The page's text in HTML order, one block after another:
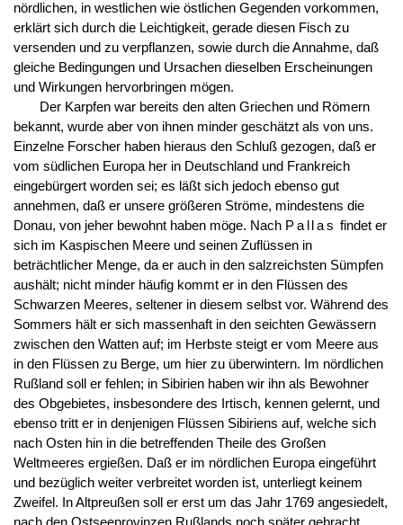
nördlichen, in westlichen wie östlichen Gegenden vorkommen,
erklärt sich durch die Leichtigkeit, gerade diesen Fisch zu
versenden und zu verpflanzen, sowie durch die Annahme, daß
gleiche Bedingungen und Ursachen dieselben Erscheinungen
und Wirkungen hervorbringen mögen.
Der Karpfen war bereits den alten Griechen und Römern
bekannt, wurde aber von ihnen minder geschätzt als von uns.
Einzelne Forscher haben hieraus den Schluß gezogen, daß er
vom südlichen Europa her in Deutschland und Frankreich
eingebürgert worden sei; es läßt sich jedoch ebenso gut
annehmen, daß er unsere größeren Ströme, mindestens die
Donau, von jeher bewohnt haben möge. Nach Pallas findet er
sich im Kaspischen Meere und seinen Zuflüssen in
beträchtlicher Menge, da er auch in den salzreichsten Sümpfen
aushält; nicht minder häufig kommt er in den Flüssen des
Schwarzen Meeres, seltener in diesem selbst vor. Während des
Sommers hält er sich massenhaft in den seichten Gewässern
zwischen den Watten auf; im Herbste steigt er vom Meere aus
in den Flüssen zu Berge, um hier zu überwintern. Im nördlichen
Rußland soll er fehlen; in Sibirien haben wir ihn als Bewohner
des Obgebietes, insbesondere des Irtisch, kennen gelernt, und
ebenso tritt er in denjenigen Flüssen Sibiriens auf, welche sich
nach Osten hin in die betreffenden Theile des Großen
Weltmeeres ergießen. Daß er im nördlichen Europa eingeführt
und bezüglich weiter verbreitet worden ist, unterliegt keinem
Zweifel. In Altpreußen soll er erst um das Jahr 1769 angesiedelt,